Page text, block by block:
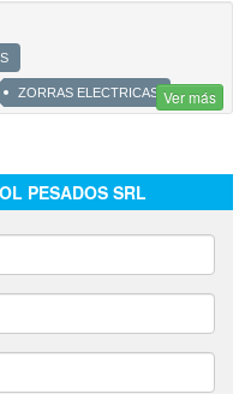
ZORRAS ELECTRICAS
FRESADORAS
Ver más
PESADOS SRL